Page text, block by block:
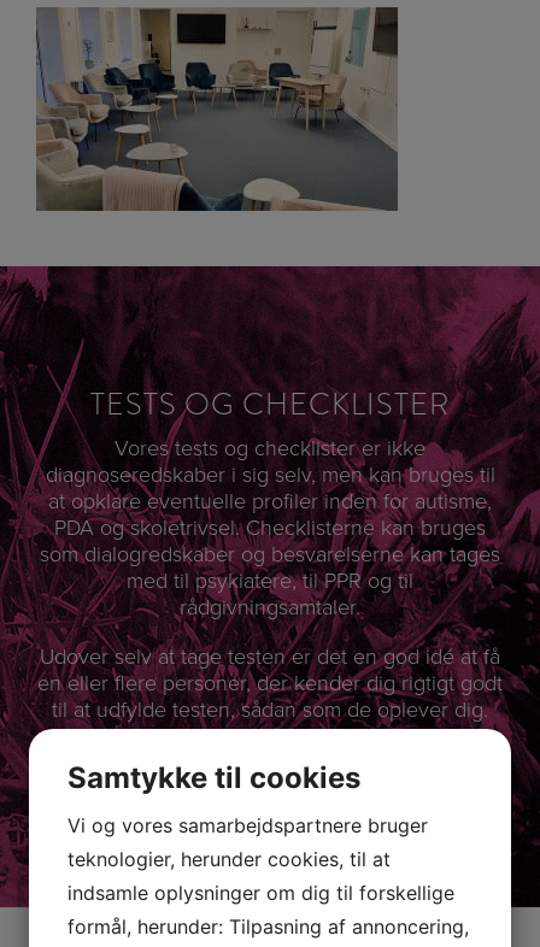
TESTS OG CHECKLISTER
Vores tests og checklister er ikke
diagnoseredskaber i sig selv, men kan bruges til
at opklare eventuelle profiler inden for autisme,
PDA og skoletrivsel. Checklisterne kan bruges
som dialogredskaber og besvarelserne kan tages
med til psykiatere, til PPR og til
rådgivningsamtaler.
Udover selv at tage testen er det en god idé at få
en eller flere personer, der kender dig rigtigt godt
til at udfylde testen, sådan som de oplever dig.
Samtykke til cookies
Vi og vores samarbejdspartnere bruger
teknologier, herunder cookies, til at
indsamle oplysninger om dig til forskellige
formål, herunder: Tilpasning af annoncering,